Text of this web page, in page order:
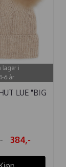
lager i
6 år
LUE "BIG
384,-